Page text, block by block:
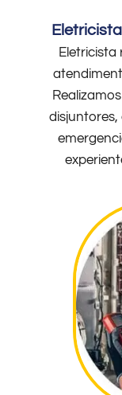
Eletricista
disjuntores,